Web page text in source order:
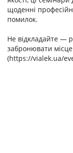
щоденні
помилок.
Не відкладайте —
забронювати
(https://vialek.ua/